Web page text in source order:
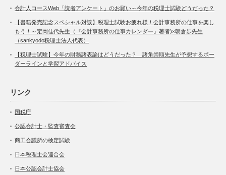
会計人コースWeb「読者アンケート」のお願い～今年の税理士試験どうだった？
【書籍発売記念スペシャル対談】税理士試験お疲れ様！会計事務所の仕事を楽し
もう！～定岡佳代先生（『会計事務所の仕事カレンダー』著者)×朝倉歩先生
（sankyodo税理士法人代表）
【税理士試験】今年の財務諸表論はどうだった？ 諸角崇順先生が予想するボー
ダーラインと学習アドバイス
リンク
国税庁
公認会計士・監査審査会
商工会議所の検定試験
日本税理士会連合会
日本公認会計士協会